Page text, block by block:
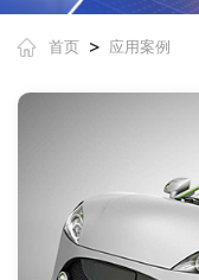
首页 > 应用案例